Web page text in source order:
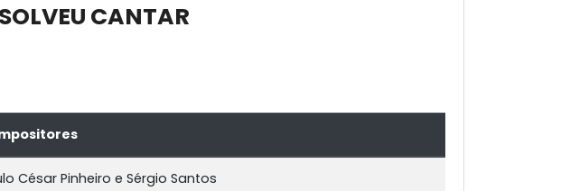
CANTAR
César Pinheiro e Sérgio Santos